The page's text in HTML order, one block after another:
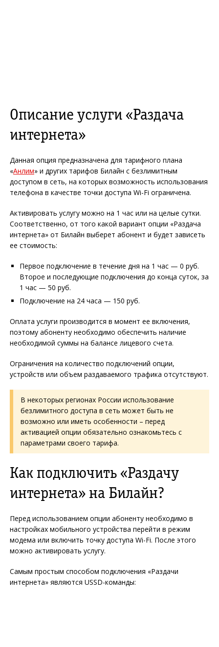
Описание услуги «Раздача
интернета»
Данная опция предназначена для тарифного плана
«Анлим» и других тарифов Билайн с безлимитным
доступом в сеть, на которых возможность использования
телефона в качестве точки доступа Wi-Fi ограничена.
Активировать услугу можно на 1 час или на целые сутки.
Соответственно, от того какой вариант опции «Раздача
интернета» от Билайн выберет абонент и будет зависеть
ее стоимость:
Первое подключение в течение дня на 1 час — 0 руб.
Второе и последующие подключения до конца суток, за
1 час — 50 руб.
Подключение на 24 часа — 150 руб.
Оплата услуги производится в момент ее включения,
поэтому абоненту необходимо обеспечить наличие
необходимой суммы на балансе лицевого счета.
Ограничения на количество подключений опции,
устройств или объем раздаваемого трафика отсутствуют.
В некоторых регионах России использование
безлимитного доступа в сеть может быть не
возможно или иметь особенности – перед
активацией опции обязательно ознакомьтесь с
параметрами своего тарифа.
Как подключить «Раздачу
интернета» на Билайн?
Перед использованием опции абоненту необходимо в
настройках мобильного устройства перейти в режим
модема или включить точку доступа Wi-Fi. После этого
можно активировать услугу.
Самым простым способом подключения «Раздачи
интернета» являются USSD-команды: